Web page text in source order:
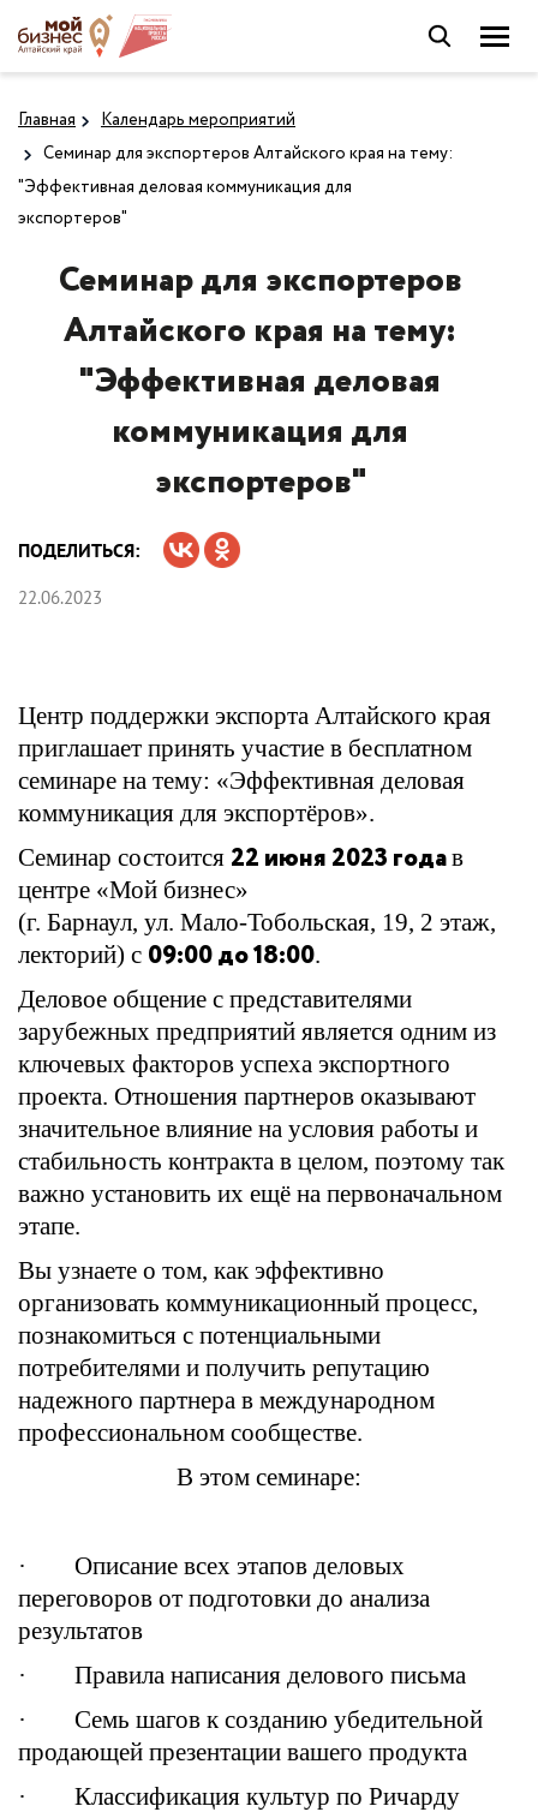
Главная
Календарь мероприятий
Семинар для экспортеров Алтайского края на тему:
"Эффективная деловая коммуникация для
экспортеров"
Семинар для экспортеров
Алтайского края на тему:
"Эффективная деловая
коммуникация для
экспортеров"
ПОДЕЛИТЬСЯ:
22.06.2023
Центр поддержки экспорта Алтайского края
приглашает принять участие в бесплатном
семинаре на тему: «Эффективная деловая
коммуникация для экспортёров».
Семинар состоится 22 июня 2023 годав
центре «Мой бизнес»
(г. Барнаул, ул. Мало-Тобольская, 19, 2 этаж,
лекторий) с 09:00 до 18:00.
Деловое общение с представителями
зарубежных предприятий является одним из
ключевых факторов успеха экспортного
проекта. Отношения партнеров оказывают
значительное влияние на условия работы и
стабильность контракта в целом, поэтому так
важно установить их ещё на первоначальном
этапе.
Вы узнаете о том, как эффективно
организовать коммуникационный процесс,
познакомиться с потенциальными
потребителями и получить репутацию
надежного партнера в международном
профессиональном сообществе.
В этом семинаре:
· Описание всех этапов деловых
переговоров от подготовки до анализа
результатов
· Правила написания делового письма
· Семь шагов к созданию убедительной
продающей презентации вашего продукта
· Классификация культур по Ричарду